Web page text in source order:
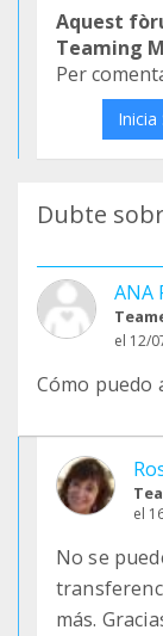
Aquest
Teaming
Per
Inicia
Dubte
ANA
el 12/
Cómo puedo
el
No se
más.